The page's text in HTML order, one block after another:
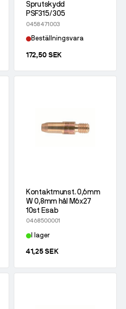
Sprutskydd
PSF315/305
0458471003
Beställningsvara
172,50 SEK
Kontaktmunst. 0,6mm
W 0,8mm hål M6x27
10st Esab
0468500001
I lager
41,25 SEK